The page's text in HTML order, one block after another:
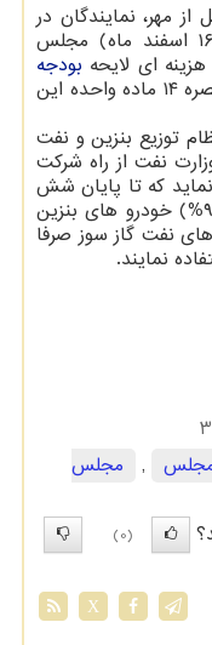
از مهر، نمایندگان در
جلسه علنی بامداد امروز (سه شنبه، ۱۶ اسفند ماه) مجلس
ای لایحه بودجه
سال ۱۴۰۲ کل کشور، با بند الحاقی ۳ تبصره ۱۴ ماده واحده این
توزیع بنزین و نفت
نفت از راه شرکت
که تا پایان شش
ماه ابتدایی سال، حداقل نود درصد (۹۰%) خودرو های بنزین
(۹۵%) خودرو های نفت گاز سوز صرفا
نمایند.
,
مجلس
(0)
X